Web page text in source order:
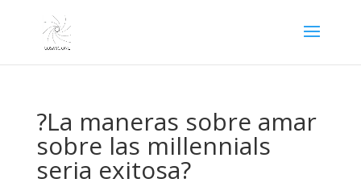
?La maneras sobre amar
sobre las millennials
seri­a exitosa?